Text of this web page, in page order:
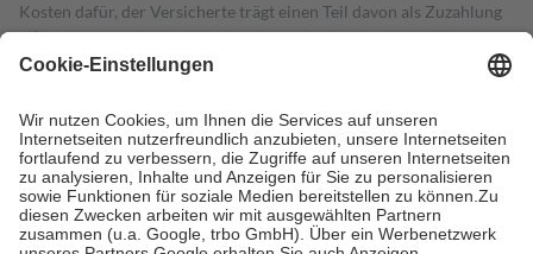
Kosten dafür, der Versicherte trägt einen Teil davon als Zuzahlung
mit.
Grundsätzlich leisten Mitglieder Zuzahlungen in Höhe von zehn
höchstens zehn Euro.
Es sind jedoch nie mehr als die tatsächlichen
Kosten der Leistung zu entrichten.
Diese Regeln gelten grundsätzlich auch für Online-Apotheken.
Bei Heilmitteln und häuslicher Krankenpflege beträgt die
Zuzahlung zehn Prozent der Kosten sowie zehn Euro je
Verordnung.